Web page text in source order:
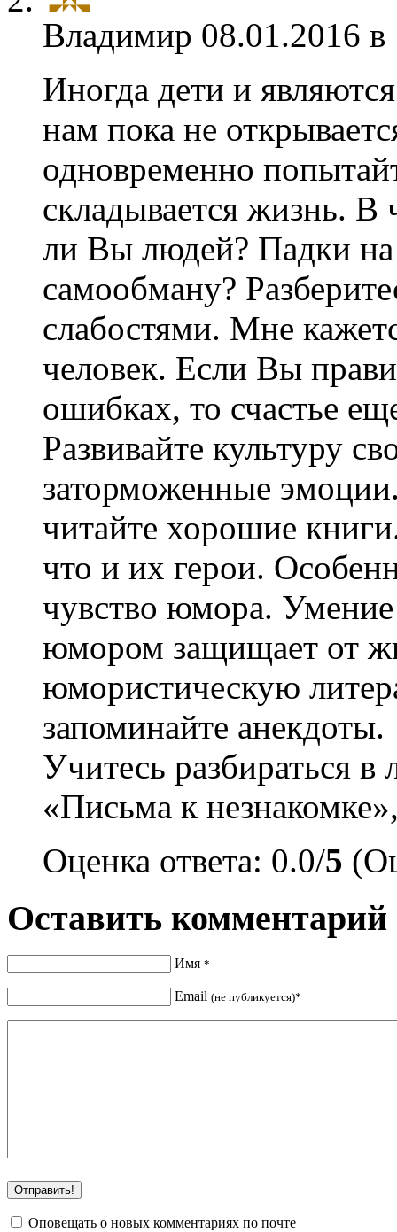
Владимир 08.01.2016
Иногда дети и
нам пока не
одновременно
складывается жизнь. В
ли Вы людей? Падки
самообману?
слабостями. Мне
человек. Если Вы
ошибках, то счастье
Развивайте культуру
заторможенные
читайте хорошие
что и их герои.
чувство юмора. Умение
юмором защищает от
юмористическую
запоминайте анекдоты.
Учитесь разбираться
«Письма к
Оценка ответа: 0.0/5
Оставить комментарий
Имя *
Email (не публикуется)*
Оповещать о новых комментариях по почте